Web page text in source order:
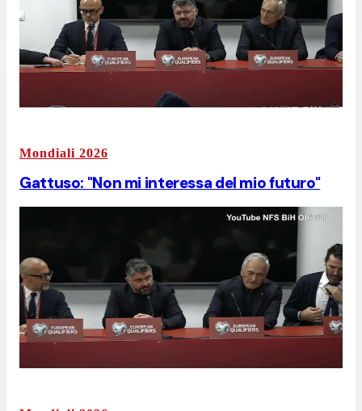
Mondiali 2026
Gattuso: "Non mi interessa del mio futuro"